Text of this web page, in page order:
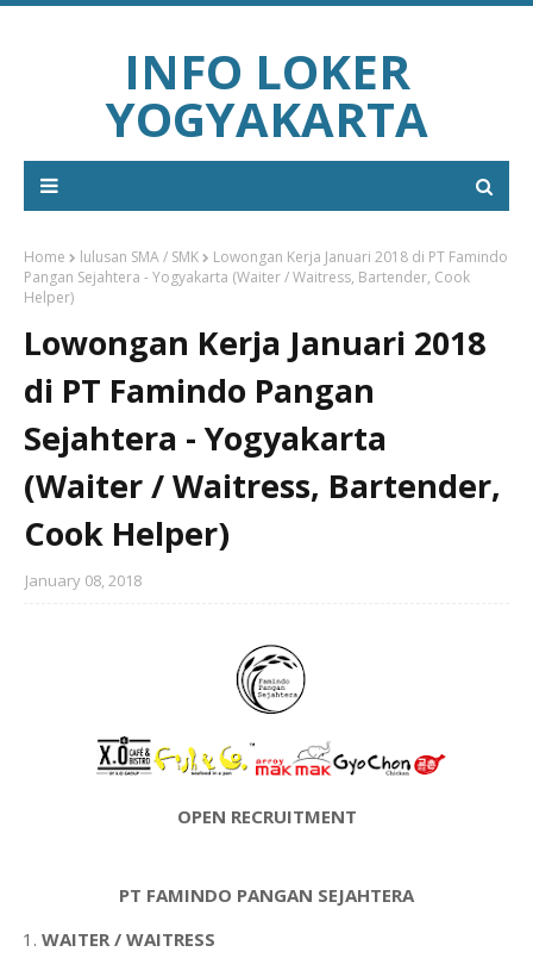
INFO LOKER
YOGYAKARTA
Home lulusan SMA / SMK
Lowongan Kerja Januari 2018 di PT Famindo
Pangan Sejahtera - Yogyakarta (Waiter / Waitress, Bartender, Cook
Helper)
Lowongan Kerja Januari 2018
di PT Famindo Pangan
Sejahtera - Yogyakarta
(Waiter / Waitress, Bartender,
Cook Helper)
January 08, 2018
OPEN RECRUITMENT
PT FAMINDO PANGAN SEJAHTERA
WAITER / WAITRESS